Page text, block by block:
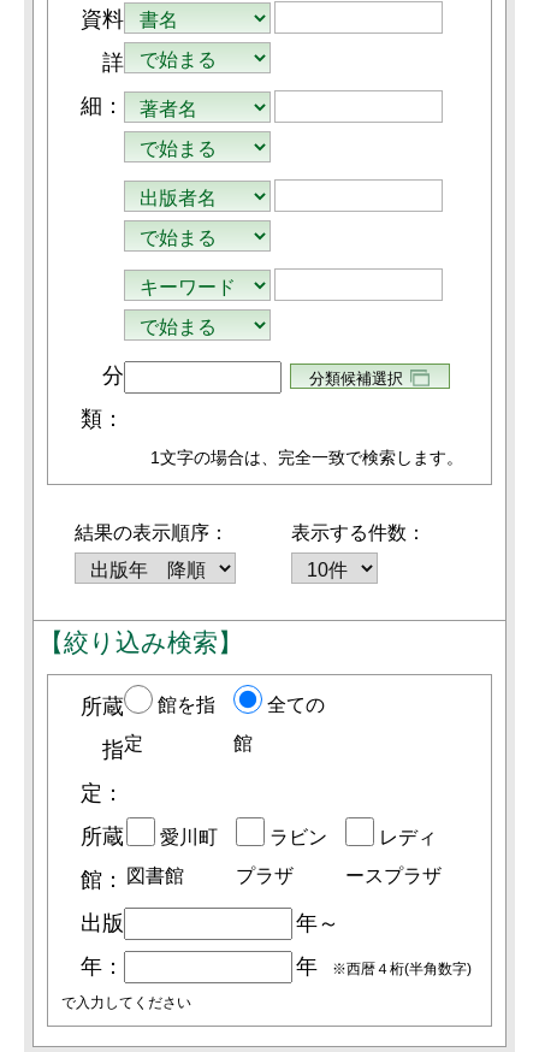
資料
詳
細：
分
類：
1文字の場合は、完全一致で検索します。
結果の表示順序： 表示する件数：
【絞り込み検索】
所蔵
指
定：
館を指
定
全ての
館
所蔵
館：
愛川町
図書館
ラビン
プラザ
レディ
ースプラザ
出版
年：
年～
年
※西暦４桁(半角数字)
で入力してください